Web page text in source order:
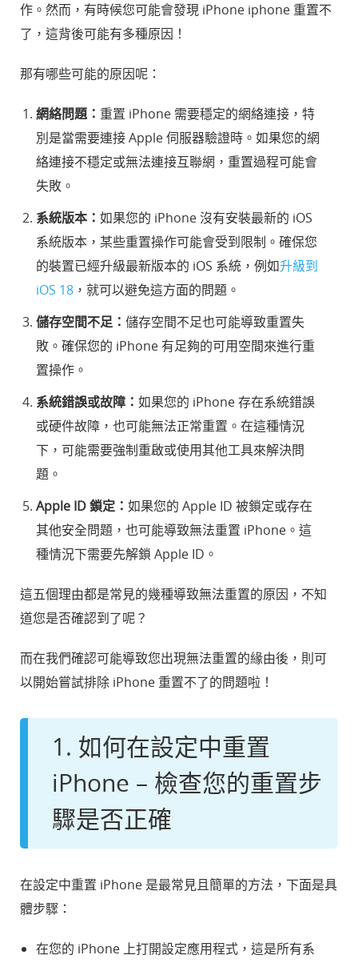
作。然而，有時候您可能會發現 iPhone iphone 重置不
了，這背後可能有多種原因！
那有哪些可能的原因呢：
網絡問題： 重置 iPhone 需要穩定的網絡連接，特
別是當需要連接 Apple 伺服器驗證時。如果您的網
絡連接不穩定或無法連接互聯網，重置過程可能會
失敗。
系統版本： 如果您的 iPhone 沒有安裝最新的 iOS
系統版本，某些重置操作可能會受到限制。確保您
的裝置已經升級最新版本的 iOS 系統，例如升級到
iOS 18 ，就可以避免這方面的問題。
儲存空間不足： 儲存空間不足也可能導致重置失
敗。確保您的 iPhone 有足夠的可用空間來進行重
置操作。
系統錯誤或故障： 如果您的 iPhone 存在系統錯誤
或硬件故障，也可能無法正常重置。在這種情況
下，可能需要強制重啟或使用其他工具來解決問
題。
Apple ID 鎖定： 如果您的 Apple ID 被鎖定或存在
其他安全問題，也可能導致無法重置 iPhone。這
種情況下需要先解鎖 Apple ID。
這五個理由都是常見的幾種導致無法重置的原因，不知
道您是否確認到了呢？
而在我們確認可能導致您出現無法重置的緣由後，則可
以開始嘗試排除 iPhone 重置不了的問題啦！
1. 如何在設定中重置
iPhone – 檢查您的重置步
驟是否正確
在設定中重置 iPhone 是最常見且簡單的方法，下面是具
體步驟：
在您的 iPhone 上打開設定應用程式，這是所有系